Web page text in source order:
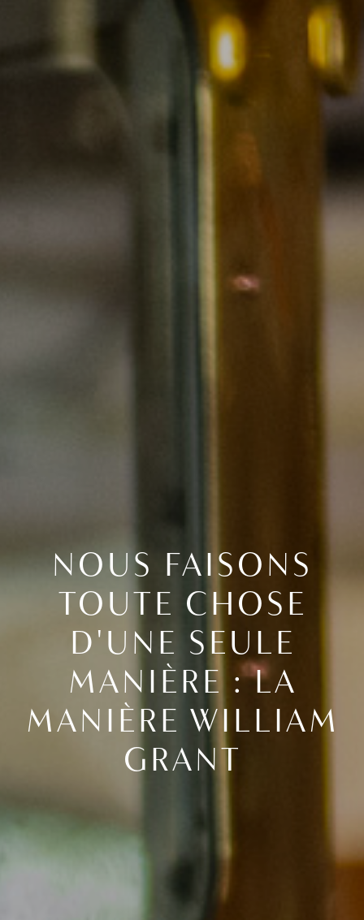
NOUS FAISONS
TOUTE CHOSE
D'UNE SEULE
MANIÈRE : LA
MANIÈRE WILLIAM
GRANT
HISTOIRE PRÉCÉDENTE HISTOIRE SUIVANTE